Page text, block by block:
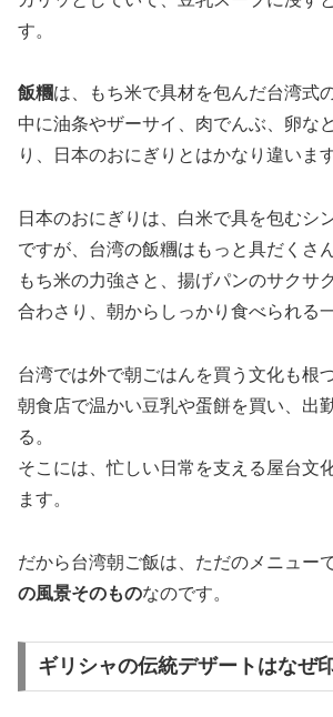
す。
飯糰は、もち米で具材を包んだ台湾式
中に油条やザーサイ、肉でんぶ、卵な
り、日本のおにぎりとはかなり違います
日本のおにぎりは、白米で具を包むシ
ですが、台湾の飯糰はもっと具だくさ
もち米の力強さと、揚げパンのサクサ
合わさり、朝からしっかり食べられる
台湾では外で朝ごはんを買う文化も根
朝食店で温かい豆乳や蛋餅を買い、出
る。
そこには、忙しい日常を支える屋台文
ます。
だから台湾朝ご飯は、ただのメニュー
の風景そのものなのです。
ギリシャの伝統デザートはなぜ